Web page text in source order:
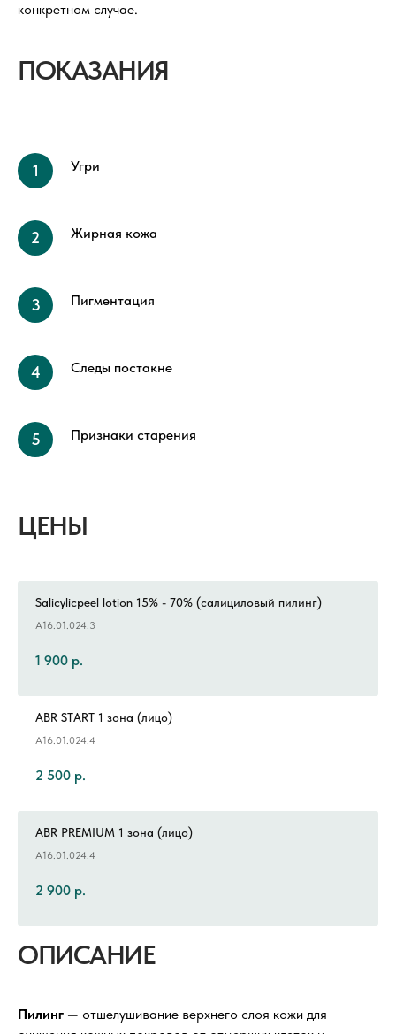
конкретном случае.
ПОКАЗАНИЯ
Угри
Жирная кожа
Пигментация
Следы постакне
Признаки старения
ЦЕНЫ
Salicylicpeel lotion 15% - 70% (салициловый пилинг)
А16.01.024.3
1 900 р.
ABR START 1 зона (лицо)
А16.01.024.4
2 500 р.
ABR PREMIUM 1 зона (лицо)
А16.01.024.4
2 900 р.
ОПИСАНИЕ
Пилинг — отшелушивание верхнего слоя кожи для